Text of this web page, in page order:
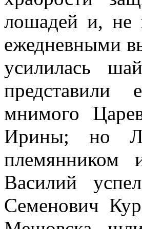
лошадей и, не
ежедневными
усилилась
представили
мнимого
Ирины; но
племянником
Василий
Семенович